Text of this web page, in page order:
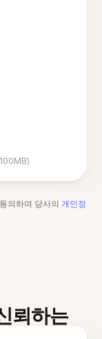
의하며 당사의 개인정
뢰하는